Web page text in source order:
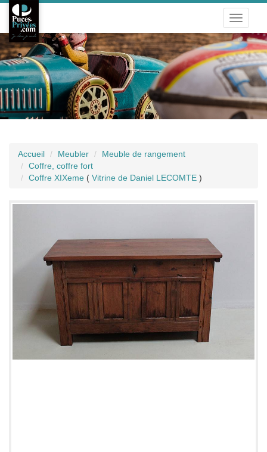
Toggle
Accueil Meubler
Meuble de rangement
Coffre, coffre fort
Coffre XIXeme ( Vitrine de Daniel LECOMTE )